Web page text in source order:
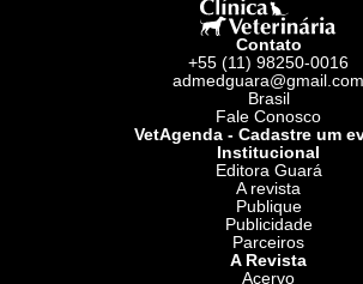
Contato
+55 (11) 98250-0016
admedguara@gmail.com
Brasil
Fale Conosco
VetAgenda - Cadastre um
Institucional
Editora Guará
A revista
Publique
Publicidade
Parceiros
A Revista
Acervo